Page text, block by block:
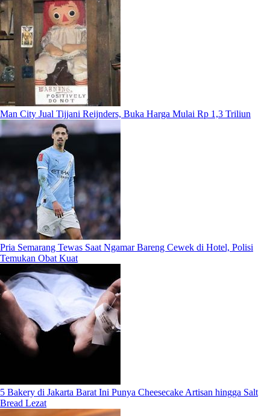
Man City Jual Tijjani Reijnders, Buka Harga Mulai Rp 1,3 Triliun
Pria Semarang Tewas Saat Ngamar Bareng Cewek di Hotel, Polisi
Temukan Obat Kuat
5 Bakery di Jakarta Barat Ini Punya Cheesecake Artisan hingga Salt
Bread Lezat